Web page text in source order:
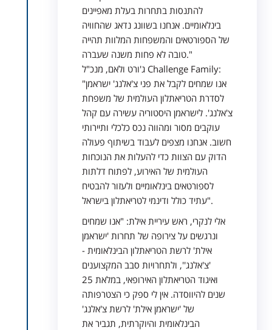
להתנסות בתחרות בעלת מאפיינים
בינלאומיים. אנחנו בשוונג נדאג שהחוויה
של הספורטאים והמשפחות המלוות תהייה
טובה לא פחות משנה שעברה."
ג'ורט ולאם, מנכ"ל Challenge Family:
"אנו שמחים לקבל את פני צ'אלנג' ישראמן
לסדרת הטריאתלון העולמית של משפחת
צ'אלנג'. לישראמן היסטוריה עשירה עם קהל
עוקבים מסור ומהווה נכס כלכלי ותיירותי
חשוב. אנחנו מצפים לעבוד בשיתוף פעולה
הדוק עם הצוות כדי להעלות את הנוכחות
העולמית של האירוע, לפתוח דלתות
לספורטאים בינלאומיים ולעזור להבטיח
עתיד כולל ודינמי לטריאתלון בישראל".
אלי לנקרי, ראש עיריית אילת: "אנו שמחים
ונרגשים על צירופה של תחרות 'ישראמן
אילת' לרשת הטריאתלון הבינלאומית -
'צ'אלנג'', ולתחרויות סבב המקצוענים
ואיגוד הטריאתלון האירופאי, במלאת 25
שנים להיווסדה. אין לי ספק כי הצטרפותה
של 'ישראמן אילת' לרשת צ'אלנג'
הבינלאומית והיוקרתית, תגביר את